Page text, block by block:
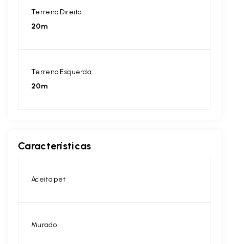
Terreno Direita:
20m
Terreno Esquerda:
20m
Características
Aceita pet
Murado